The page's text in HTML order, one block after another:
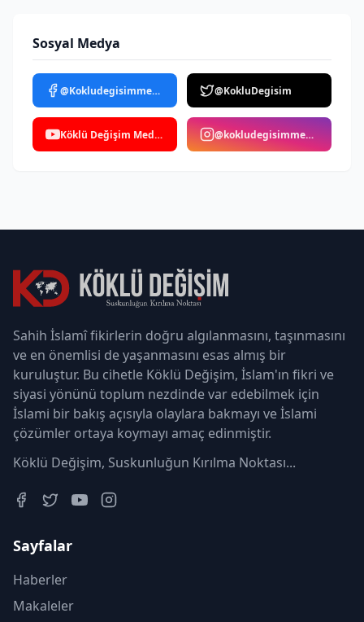
Sosyal Medya
@Kokludegisimmedya @KokluDegisim
Köklü Değişim Medya @kokludegisimmedya
Sahih İslamî fikirlerin doğru algılanmasını, taşınmasını
ve en önemlisi de yaşanmasını esas almış bir
kuruluştur. Bu cihetle Köklü Değişim, İslam'ın fikri ve
siyasi yönünü toplum nezdinde var edebilmek için
İslami bir bakış açısıyla olaylara bakmayı ve İslami
çözümler ortaya koymayı amaç edinmiştir.
Köklü Değişim, Suskunluğun Kırılma Noktası...
Sayfalar
Haberler
Makaleler